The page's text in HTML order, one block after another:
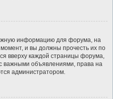
информацию для форума, на
и вы должны прочесть их по
вверху каждой страницы форума,
важными объявлениями, права на
администратором.